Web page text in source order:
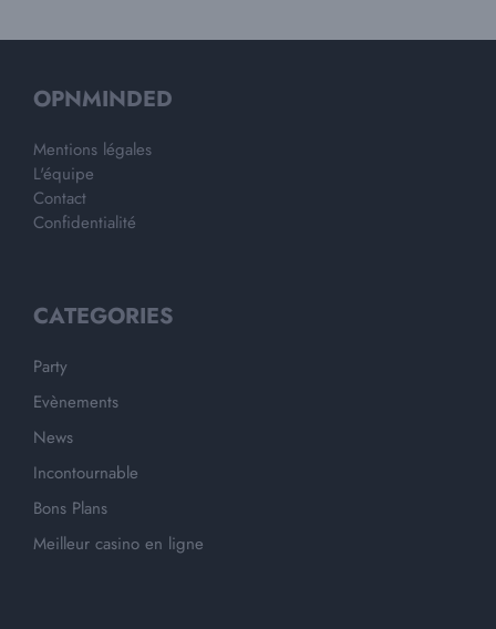
OPNMINDED
Mentions légales
L'équipe
Contact
Confidentialité
CATEGORIES
Party
Evènements
News
Incontournable
Bons Plans
Meilleur casino en ligne